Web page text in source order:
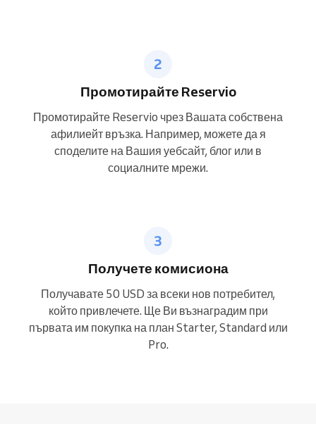
Промотирайте Reservio
Промотирайте Reservio чрез Вашата собствена
афилиейт връзка. Например, можете да я
споделите на Вашия уебсайт, блог или в
социалните мрежи.
Получете комисиона
Получавате 50 USD за всеки нов потребител,
който привлечете. Ще Ви възнаградим при
първата им покупка на план Starter, Standard или
Pro.